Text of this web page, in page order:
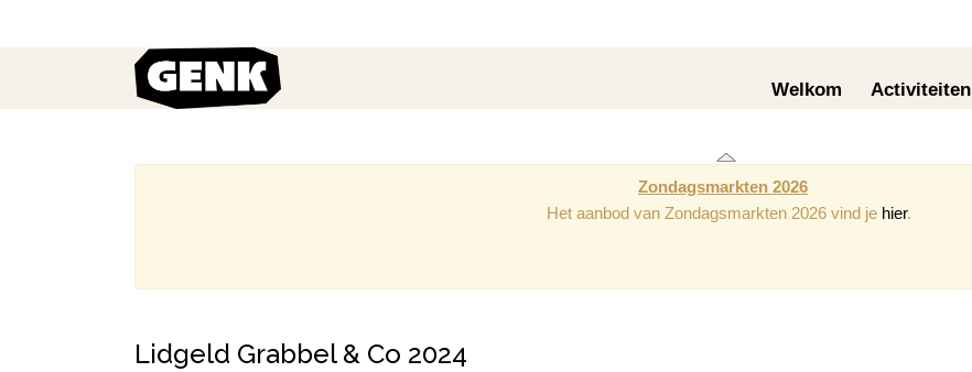
Welkom Activiteiten
Zondagsmarkten 2026
Het aanbod van Zondagsmarkten 2026 vind je hier.
Lidgeld Grabbel & Co 2024